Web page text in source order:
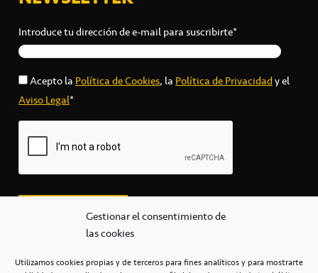
Gestionar el consentimiento de
las cookies
Utilizamos cookies propias y de terceros para fines analíticos y para mostrarte
Introduce tu dirección de e-mail para suscribirte*
Acepto la Política de Cookies, la Política de Privacidady el
Aviso Legal*